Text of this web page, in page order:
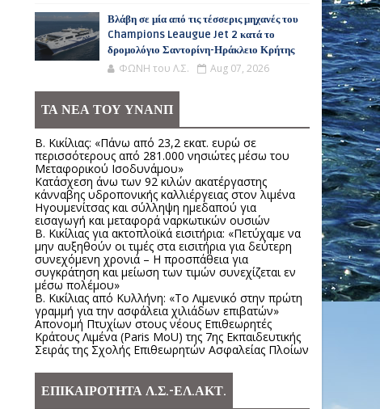
Βλάβη σε μία από τις τέσσερις μηχανές του
Champions Leaugue Jet 2 κατά το
δρομολόγιο Σαντορίνη-Ηράκλειο Κρήτης
ΦΩΝΗ του Λ.Σ. Aug 07, 2026
ΤΑ ΝΕΑ ΤΟΥ ΥΝΑΝΠ
Β. Κικίλιας: «Πάνω από 23,2 εκατ. ευρώ σε
περισσότερους από 281.000 νησιώτες μέσω του
Μεταφορικού Ισοδυνάμου»
Κατάσχεση άνω των 92 κιλών ακατέργαστης
κάνναβης υδροπονικής καλλιέργειας στον λιμένα
Ηγουμενίτσας και σύλληψη ημεδαπού για
εισαγωγή και μεταφορά ναρκωτικών ουσιών
Β. Κικίλιας για ακτοπλοϊκά εισιτήρια: «Πετύχαμε να
μην αυξηθούν οι τιμές στα εισιτήρια για δεύτερη
συνεχόμενη χρονιά – Η προσπάθεια για
συγκράτηση και μείωση των τιμών συνεχίζεται εν
μέσω πολέμου»
Β. Κικίλιας από Κυλλήνη: «Το Λιμενικό στην πρώτη
γραμμή για την ασφάλεια χιλιάδων επιβατών»
Απονομή Πτυχίων στους νέους Επιθεωρητές
Κράτους Λιμένα (Paris MoU) της 7ης Εκπαιδευτικής
Σειράς της Σχολής Επιθεωρητών Ασφαλείας Πλοίων
ΕΠΙΚΑΙΡΟΤΗΤΑ Λ.Σ.-ΕΛ.ΑΚΤ.